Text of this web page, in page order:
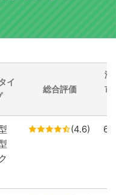
イ
総合評価
海
市
(4.6) 6